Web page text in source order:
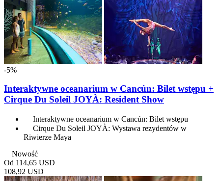
-5%
Interaktywne oceanarium w Cancún: Bilet wstępu +
Cirque Du Soleil JOYÀ: Resident Show
Interaktywne oceanarium w Cancún: Bilet wstępu
Cirque Du Soleil JOYÀ: Wystawa rezydentów w
Riwierze Maya
Nowość
Od 114,65 USD
108,92 USD